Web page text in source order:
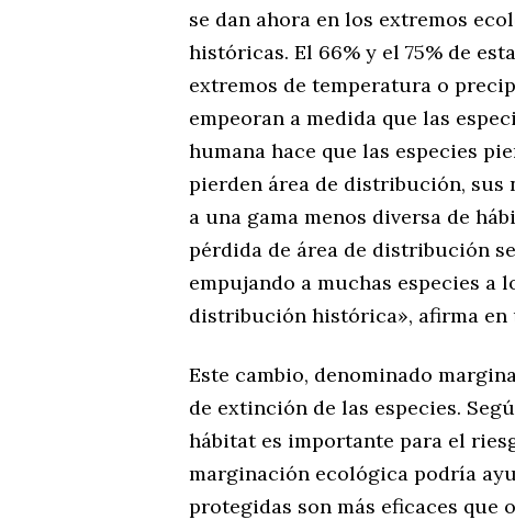
se dan ahora en los extremos
históricas. El 66% y el 75% de
extremos de temperatura o
empeoran a medida que las
humana hace que las especies
pierden área de distribución, sus
a una gama menos diversa de
pérdida de área de distribución
empujando a muchas especies a
distribución histórica», afirma
Este cambio, denominado
de extinción de las especies.
hábitat es importante para el
marginación ecológica podría
protegidas son más eficaces que